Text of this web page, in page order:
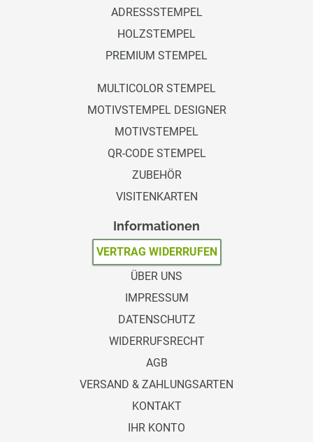
ADRESSSTEMPEL
HOLZSTEMPEL
PREMIUM STEMPEL
MULTICOLOR STEMPEL
MOTIVSTEMPEL DESIGNER
MOTIVSTEMPEL
QR-CODE STEMPEL
ZUBEHÖR
VISITENKARTEN
Informationen
VERTRAG WIDERRUFEN
ÜBER UNS
IMPRESSUM
DATENSCHUTZ
WIDERRUFSRECHT
AGB
VERSAND & ZAHLUNGSARTEN
KONTAKT
IHR KONTO